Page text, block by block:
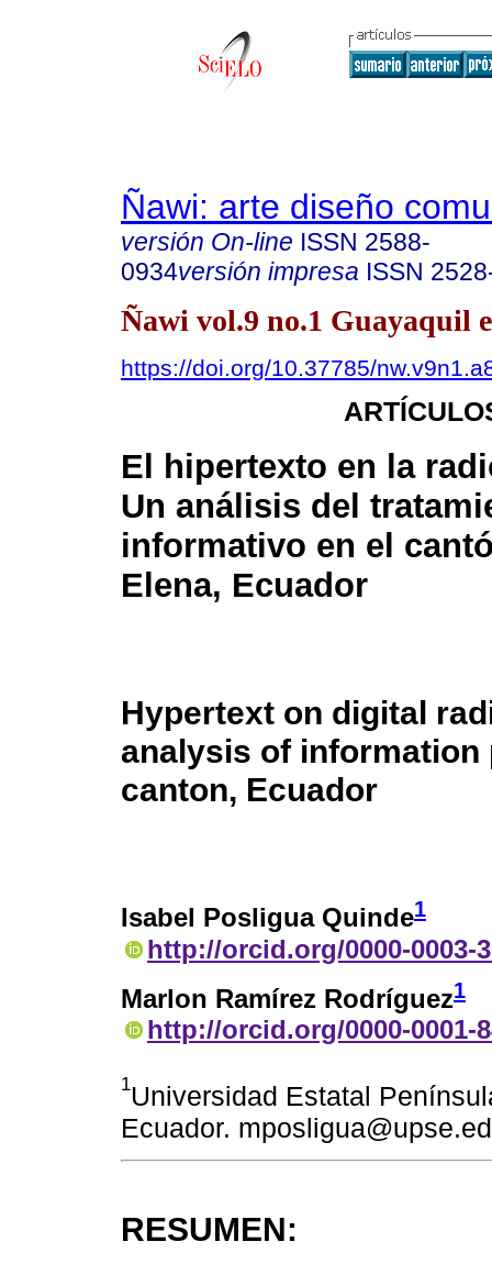
Ñawi: arte diseño
versión On-line ISSN 2588-
0934versión impresa ISSN
Ñawi vol.9 no.1 Guayaquil
https://doi.org/10.37785/
El hipertexto en la
Un análisis del
informativo en el
Elena, Ecuador
Hypertext on digital
analysis of information
canton, Ecuador
Isabel Posligua Quinde1
http://orcid.org/0000-0003-
Marlon Ramírez Rodríguez1
http://orcid.org/0000-0001-
1Universidad Estatal
Ecuador.
RESUMEN: